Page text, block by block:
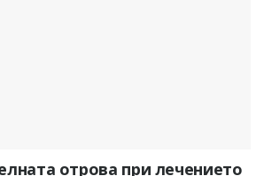
отрова при лечението